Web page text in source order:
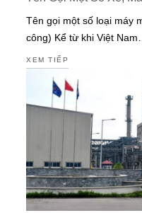
Tên gọi một số loại máy
công) Kể từ khi Việt Nam…
XEM TIẾP